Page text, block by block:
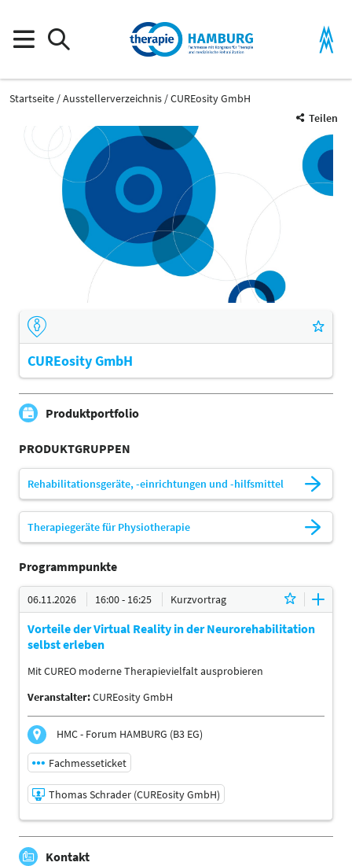
Startseite Ausstellerverzeichnis
CUREosity GmbH
Teilen
CUREosity GmbH
Produktportfolio
PRODUKTGRUPPEN
Rehabilitationsgeräte, -einrichtungen und -hilfsmittel
Therapiegeräte für Physiotherapie
Programmpunkte
06.11.2026 16:00 - 16:25 Kurzvortrag
Vorteile der Virtual Reality in der Neurorehabilitation
selbst erleben
Mit CUREO moderne Therapievielfalt ausprobieren
Veranstalter:CUREosity GmbH
HMC - Forum HAMBURG (B3 EG)
Fachmesseticket
Thomas Schrader (CUREosity GmbH)
06.11.2026 | 16:00 - 16:25
Thomas Schrader (CUREosity GmbH)
Kontakt